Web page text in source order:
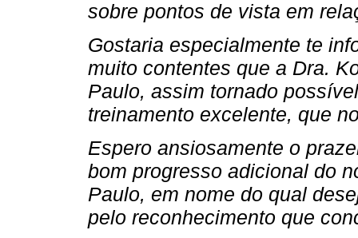
sobre pontos de vista em
Gostaria especialmente te
muito contentes que a Dra.
Paulo, assim tornado
treinamento excelente, que
Espero ansiosamente o
bom progresso adicional do
Paulo, em nome do qual
pelo reconhecimento que